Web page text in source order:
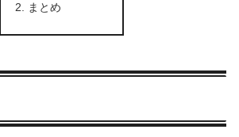
まとめ